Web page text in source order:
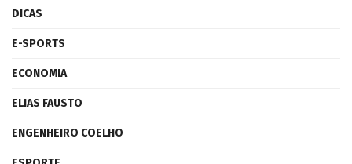
DICAS
E-SPORTS
ECONOMIA
ELIAS FAUSTO
ENGENHEIRO COELHO